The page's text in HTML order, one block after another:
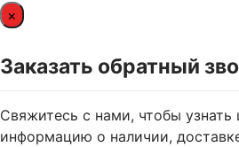
×
Заказать обратный
Свяжитесь с нами, чтобы узнать
информацию о наличии,